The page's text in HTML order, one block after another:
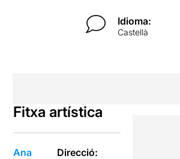
Idioma:
Castellà
Fitxa artística
Ana
Direcció: